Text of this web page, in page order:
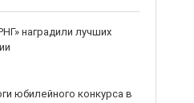
наградили лучших
юбилейного конкурса в